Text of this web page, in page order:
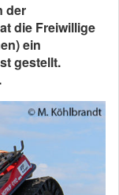
der
die Freiwillige
ein
gestellt.